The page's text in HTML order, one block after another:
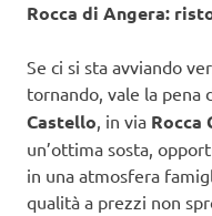
Rocca di Angera:
Se ci si sta avviando
tornando, vale la pena
Castello, in via Rocca
un’ottima sosta,
in una atmosfera
qualità a prezzi non